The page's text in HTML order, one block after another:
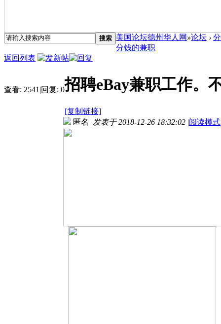
搜索 美国论坛德州华人网 »论坛 ›
分钱的兼职
返回列表
查看: 2541 |回复: 0招聘eBay兼职工作。
[复制链接]
匿名 发表于 2018-12-26 18:32:02 |阅读模式